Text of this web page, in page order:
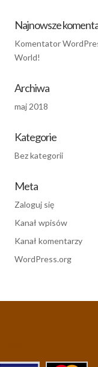
Najnowsze
Komentator
World!
Archiwa
maj 2018
Kategorie
Bez kategorii
Meta
Zaloguj się
Kanał wpisów
Kanał komentarzy
WordPress.org